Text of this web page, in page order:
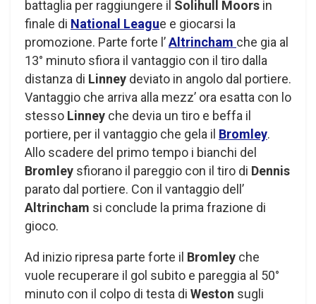
battaglia per raggiungere il Solihull Moors in
finale di National League e giocarsi la
promozione. Parte forte l’Altrincham che gia al
13° minuto sfiora il vantaggio con il tiro dalla
distanza di Linney deviato in angolo dal portiere.
Vantaggio che arriva alla mezz’ ora esatta con lo
stesso Linney che devia un tiro e beffa il
portiere, per il vantaggio che gela il Bromley.
Allo scadere del primo tempo i bianchi del
Bromley sfiorano il pareggio con il tiro di Dennis
parato dal portiere. Con il vantaggio dell’
Altrincham si conclude la prima frazione di
gioco.
Ad inizio ripresa parte forte il Bromley che
vuole recuperare il gol subito e pareggia al 50°
minuto con il colpo di testa di Weston sugli